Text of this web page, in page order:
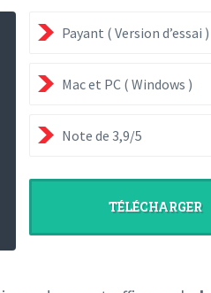
Payant ( Version d’essai )
Mac et PC ( Windows )
Note de 3,9/5
TÉLÉCHARGER